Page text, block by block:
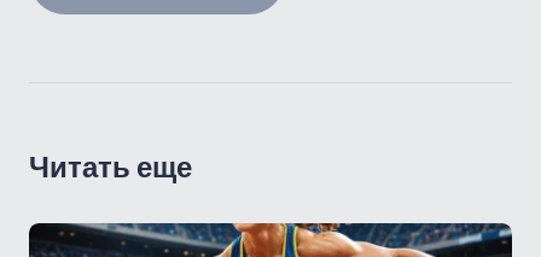
Читать еще